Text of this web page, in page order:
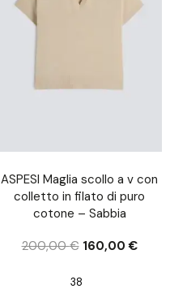
ASPESI Maglia scollo a v con
colletto in filato di puro
cotone – Sabbia
200,00€ 160,00€
38